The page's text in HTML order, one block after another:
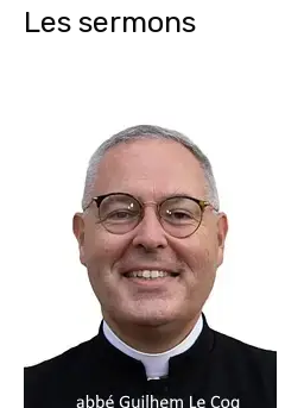
Les sermons